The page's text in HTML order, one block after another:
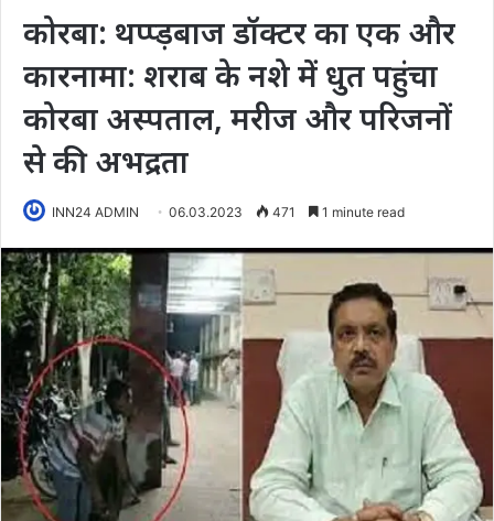
कोरबा: थप्प्ड़बाज डॉक्टर का एक और
कारनामा: शराब के नशे में धुत पहुंचा
कोरबा अस्पताल, मरीज और परिजनों
से की अभद्रता
INN24 ADMIN 06.03.2023 471 1 minute read